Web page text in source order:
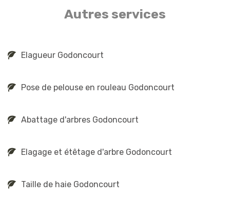
Autres services
Elagueur Godoncourt
Pose de pelouse en rouleau Godoncourt
Abattage d'arbres Godoncourt
Elagage et étêtage d'arbre Godoncourt
Taille de haie Godoncourt